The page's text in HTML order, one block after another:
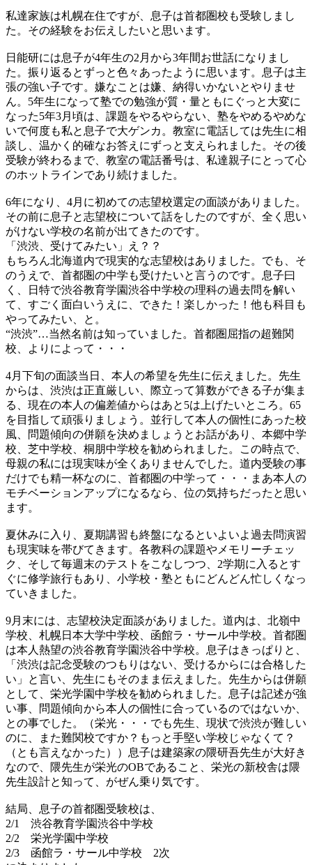
私達家族は札幌在住ですが、息子は首都圏校も受験しまし
た。その経験をお伝えしたいと思います。
日能研には息子が4年生の2月から3年間お世話になりまし
た。振り返るとずっと色々あったように思います。息子は主
張の強い子です。嫌なことは嫌、納得いかないとやりませ
ん。5年生になって塾での勉強が質・量ともにぐっと大変に
なった5年3月頃は、課題をやるやらない、塾をやめるやめな
いで何度も私と息子で大ゲンカ。教室に電話しては先生に相
談し、温かく的確なお答えにずっと支えられました。その後
受験が終わるまで、教室の電話番号は、私達親子にとって心
のホットラインであり続けました。
6年になり、4月に初めての志望校選定の面談がありました。
その前に息子と志望校について話をしたのですが、全く思い
がけない学校の名前が出てきたのです。
「渋渋、受けてみたい」え？？
もちろん北海道内で現実的な志望校はありました。でも、そ
のうえで、首都圏の中学も受けたいと言うのです。息子曰
く、日特で渋谷教育学園渋谷中学校の理科の過去問を解い
て、すごく面白いうえに、できた！楽しかった！他も科目も
やってみたい、と。
“渋渋”…当然名前は知っていました。首都圏屈指の超難関
校、よりによって・・・
4月下旬の面談当日、本人の希望を先生に伝えました。先生
からは、渋渋は正直厳しい、際立って算数ができる子が集ま
る、現在の本人の偏差値からはあと5は上げたいところ。65
を目指して頑張りましょう。並行して本人の個性にあった校
風、問題傾向の併願を決めましょうとお話があり、本郷中学
校、芝中学校、桐朋中学校を勧められました。この時点で、
母親の私には現実味が全くありませんでした。道内受験の事
だけでも精一杯なのに、首都圏の中学って・・・まあ本人の
モチベーションアップになるなら、位の気持ちだったと思い
ます。
夏休みに入り、夏期講習も終盤になるといよいよ過去問演習
も現実味を帯びてきます。各教科の課題やメモリーチェッ
ク、そして毎週末のテストをこなしつつ、2学期に入るとす
ぐに修学旅行もあり、小学校・塾ともにどんどん忙しくなっ
ていきました。
9月末には、志望校決定面談がありました。道内は、北嶺中
学校、札幌日本大学中学校、函館ラ・サール中学校。首都圏
は本人熱望の渋谷教育学園渋谷中学校。息子はきっぱりと、
「渋渋は記念受験のつもりはない、受けるからには合格した
い」と言い、先生にもそのまま伝えました。先生からは併願
として、栄光学園中学校を勧められました。息子は記述が強
い事、問題傾向から本人の個性に合っているのではないか、
との事でした。（栄光・・・でも先生、現状で渋渋が難しい
のに、また難関校ですか？もっと手堅い学校じゃなくて？
（とも言えなかった））息子は建築家の隈研吾先生が大好き
なので、隈先生が栄光のOBであること、栄光の新校舎は隈
先生設計と知って、がぜん乗り気です。
結局、息子の首都圏受験校は、
2/1 渋谷教育学園渋谷中学校
2/2 栄光学園中学校
2/3 函館ラ・サール中学校 2次